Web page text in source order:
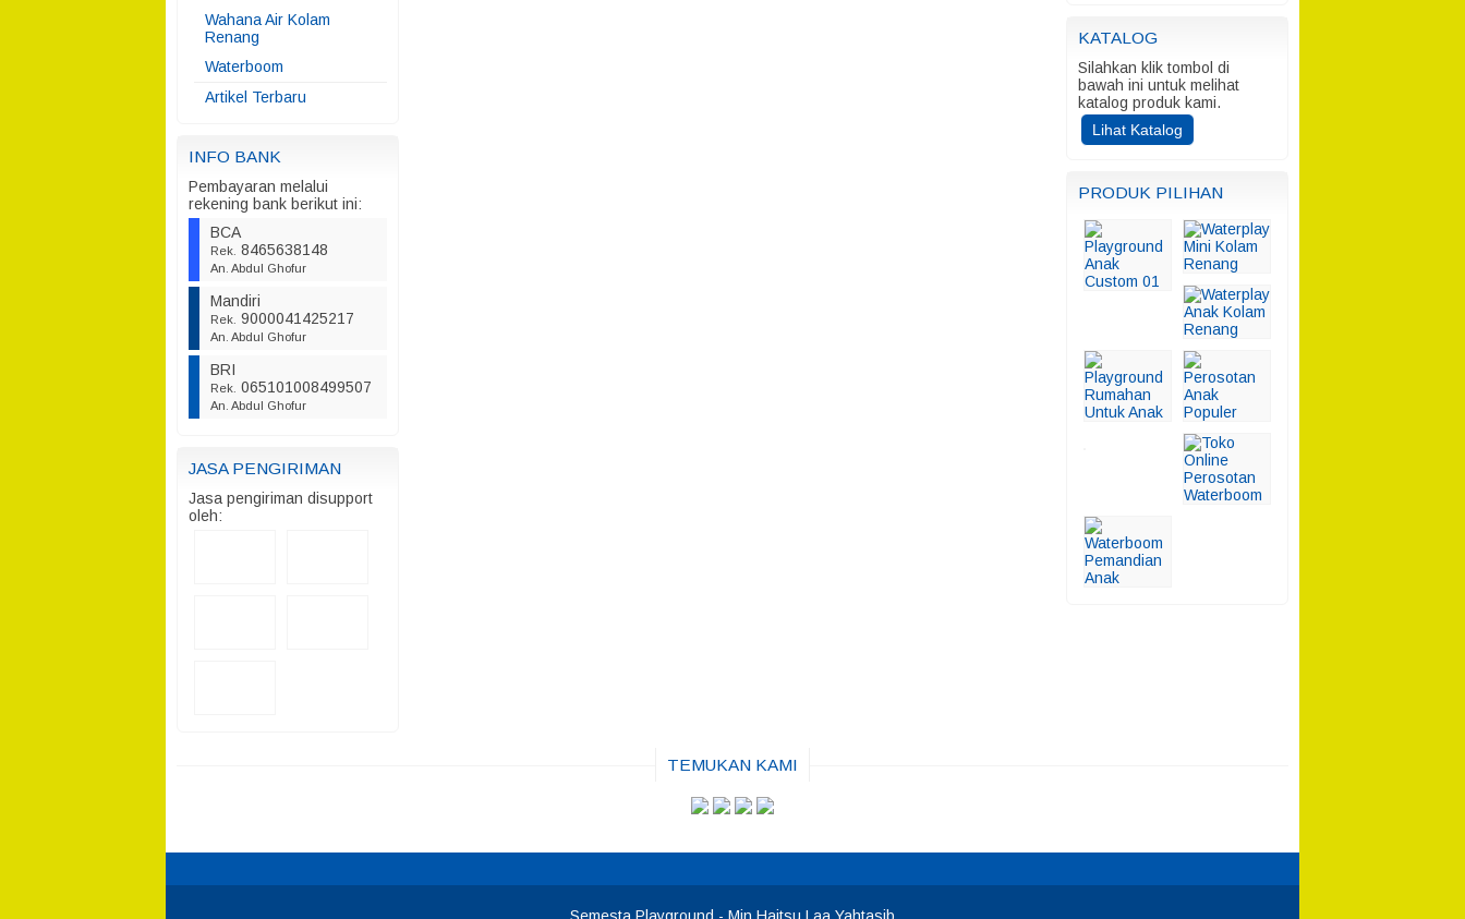
Wahana Air Kolam
Renang
Waterboom
Artikel Terbaru
INFO BANK
Pembayaran melalui
rekening bank berikut ini:
BCA
Rek. 8465638148
An. Abdul Ghofur
Mandiri
Rek. 9000041425217
An. Abdul Ghofur
BRI
Rek. 065101008499507
An. Abdul Ghofur
JASA PENGIRIMAN
Jasa pengiriman disupport
oleh:
KATALOG
Silahkan klik tombol di
bawah ini untuk melihat
katalog produk kami.
Lihat Katalog
PRODUK PILIHAN
TEMUKAN KAMI